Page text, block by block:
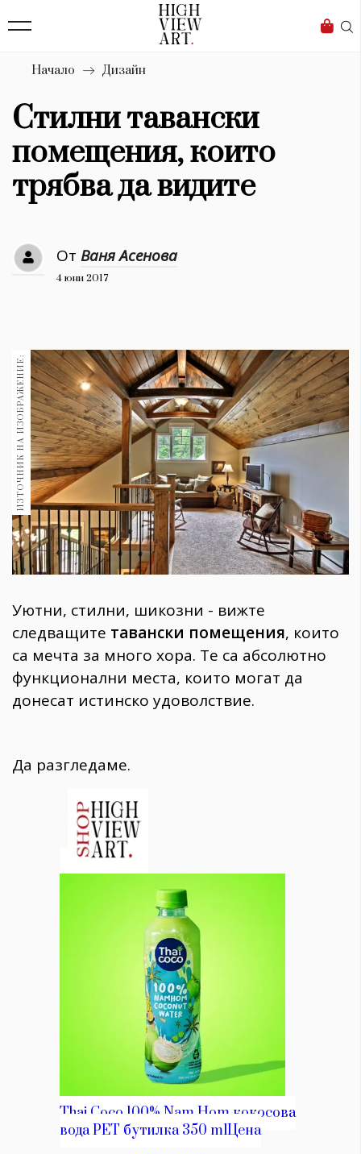
Бизнес
Мода
Dialogue
Изкуство
4339
Красота
Дизайн
Книги
30+ 1970
Гурме 1709
Пътувай
237
Здраве 389
Gentlemen
382
Wellness
1816
ПОСЛЕДВАЙТЕ
Начало Дизайн
Стилни тавански
помещения, които
трябва да видите
От Ваня Асенова
4 юни 2017
ИЗТОЧНИК НА ИЗОБРАЖЕНИЕ:
Уютни, стилни, шикозни - вижте
следващите тавански помещения, които
са мечта за много хора. Те са абсолютно
функционални места, които могат да
донесат истинско удоволствие.
Да разгледаме.